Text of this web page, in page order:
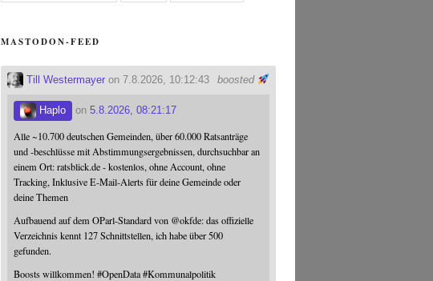
MASTODON-FEED
boosted
Till Westermayer on 7.8.2026, 10:12:43
Haplo on5.8.2026, 08:21:17
Alle ~10.700 deutschen Gemeinden, über 60.000 Ratsanträge
und -beschlüsse mit Abstimmungsergebnissen, durchsuchbar an
einem Ort: ratsblick.de - kostenlos, ohne Account, ohne
Tracking, Inklusive E-Mail-Alerts für deine Gemeinde oder
deine Themen
Aufbauend auf dem OParl-Standard von @okfde: das offizielle
Verzeichnis kennt 127 Schnittstellen, ich habe über 500
gefunden.
Boosts willkommen!#OpenData #Kommunalpolitik